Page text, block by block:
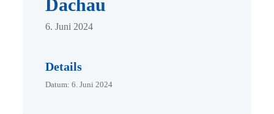
Dachau
6. Juni 2024
Details
Datum: 6. Juni 2024